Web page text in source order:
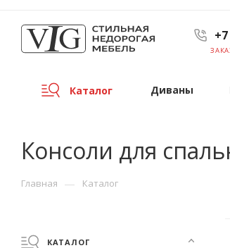
Каталог Диваны
Консоли для
Главная — Каталог
КАТАЛОГ